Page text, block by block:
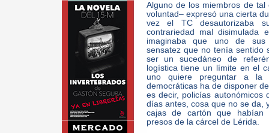
Alguno de los miembros de
voluntad– expresó una cierta
vez el TC desautorizaba
contrariedad mal disimulada
imaginaba que uno de sus
sensatez que no tenía sentido
ser un sucedáneo de
logística tiene un límite en el
uno quiere preguntar a la
democráticas ha de disponer
es decir, policías autonómicos
días antes, cosa que no se da,
cajas de cartón que habían
presos de la cárcel de Lérida.